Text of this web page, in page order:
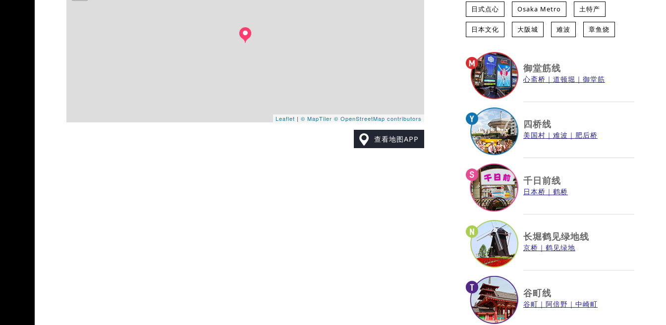
Leaflet |© MapTiler © OpenStreetMap contributors
查看地图APP
日式点心 Osaka Metro 土特产
日本文化 大阪城 难波 章鱼烧
御堂筋线
心斋桥 道顿堀 御堂筋
四桥线
美国村 难波 肥后桥
千日前线
日本桥 鹤桥
长堀鹤见绿地线
京桥 鹤见绿地
谷町线
谷町 阿倍野 中崎町